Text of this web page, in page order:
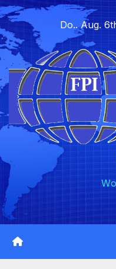
Skip
to
content
Do.. Aug.